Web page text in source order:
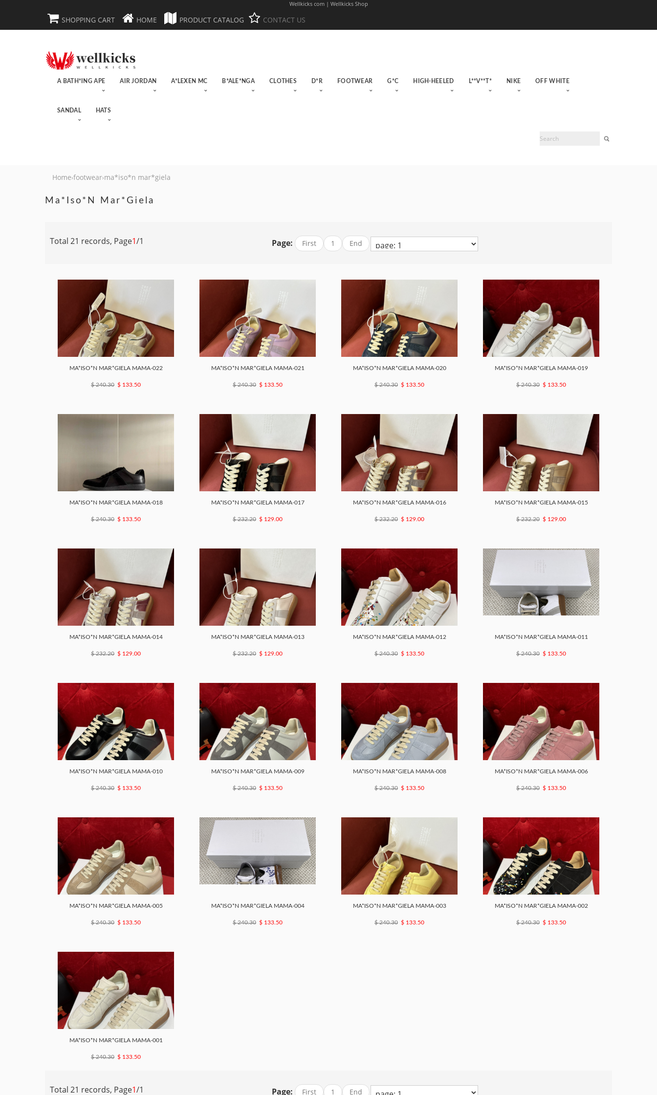
Wellkicks com | Wellkicks Shop
SHOPPING CART HOME PRODUCT CATALOG CONTACT US
A BATH*ING APE AIR JORDAN A*LEXEN MC B*ALE*NGA CLOTHES D*R FOOTWEAR G*C HIGH-HEELED L**V**T* NIKE OFF WHITE
SANDAL HATS
Home›footwear›ma*iso*n mar*giela
Ma*iso*n Mar*giela
Page:
Total 21 records, Page1/1 First 1 End
MA*ISO*N MAR*GIELA MAMA-022
$ 240.30 $ 133.50
MA*ISO*N MAR*GIELA MAMA-021
$ 240.30 $ 133.50
MA*ISO*N MAR*GIELA MAMA-020
$ 240.30 $ 133.50
MA*ISO*N MAR*GIELA MAMA-019
$ 240.30 $ 133.50
MA*ISO*N MAR*GIELA MAMA-018
$ 240.30 $ 133.50
MA*ISO*N MAR*GIELA MAMA-017
$ 232.20 $ 129.00
MA*ISO*N MAR*GIELA MAMA-016
$ 232.20 $ 129.00
MA*ISO*N MAR*GIELA MAMA-015
$ 232.20 $ 129.00
MA*ISO*N MAR*GIELA MAMA-014
$ 232.20 $ 129.00
MA*ISO*N MAR*GIELA MAMA-013
$ 232.20 $ 129.00
MA*ISO*N MAR*GIELA MAMA-012
$ 240.30 $ 133.50
MA*ISO*N MAR*GIELA MAMA-011
$ 240.30 $ 133.50
MA*ISO*N MAR*GIELA MAMA-010
$ 240.30 $ 133.50
MA*ISO*N MAR*GIELA MAMA-009
$ 240.30 $ 133.50
MA*ISO*N MAR*GIELA MAMA-008
$ 240.30 $ 133.50
MA*ISO*N MAR*GIELA MAMA-006
$ 240.30 $ 133.50
MA*ISO*N MAR*GIELA MAMA-005
$ 240.30 $ 133.50
MA*ISO*N MAR*GIELA MAMA-004
$ 240.30 $ 133.50
MA*ISO*N MAR*GIELA MAMA-003
$ 240.30 $ 133.50
MA*ISO*N MAR*GIELA MAMA-002
$ 240.30 $ 133.50
MA*ISO*N MAR*GIELA MAMA-001
$ 240.30 $ 133.50
Page:
Total 21 records, Page1/1 First 1 End